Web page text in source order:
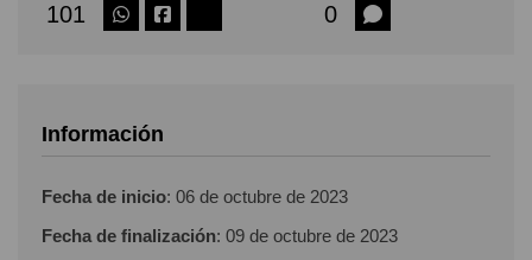
101 0
Información
Fecha de inicio: 06 de octubre de 2023
Fecha de finalización: 09 de octubre de 2023